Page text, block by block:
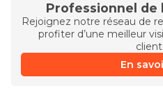
Professionnel de
Rejoignez notre réseau de
profiter d’une meilleur
En